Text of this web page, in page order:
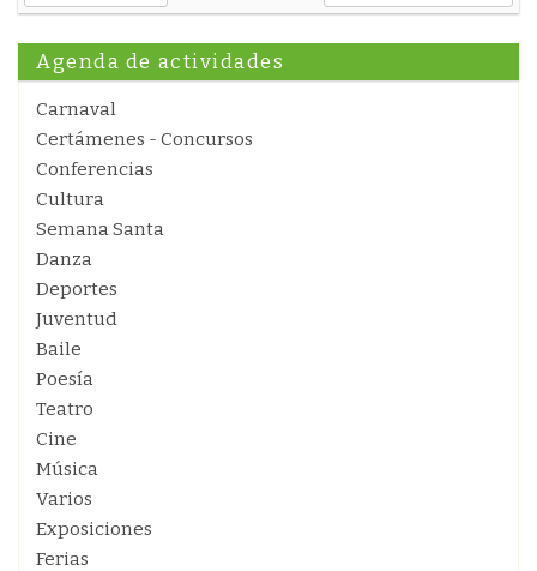
Agenda de actividades
Carnaval
Certámenes - Concursos
Conferencias
Cultura
Semana Santa
Danza
Deportes
Juventud
Baile
Poesía
Teatro
Cine
Música
Varios
Exposiciones
Ferias